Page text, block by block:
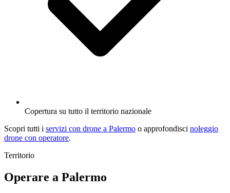
Copertura su tutto il territorio nazionale
Scopri tutti i servizi con drone a Palermo o approfondisci noleggio
drone con operatore.
Territorio
Operare a Palermo